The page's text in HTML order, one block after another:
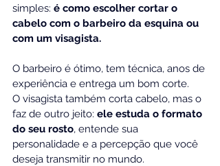
simples: é como escolher cortar o
cabelo com o barbeiro da esquina ou
com um visagista.
O barbeiro é ótimo, tem técnica, anos de
experiência e entrega um bom corte.
O visagista também corta cabelo, mas o
faz de outro jeito: ele estuda o formato
do seu rosto, entende sua
personalidade e a percepção que você
deseja transmitir no mundo.